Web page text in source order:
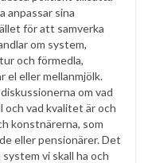
anpassar sina
för att samverka
om system,
och förmedla,
el eller mellanmjölk.
om vad
och vad kvalitet är och
konstnärerna, som
eller pensionärer. Det
vi skall ha och